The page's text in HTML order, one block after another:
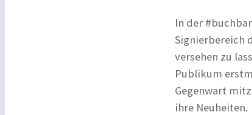
In der
Signierbereich
versehen zu
Publikum
Gegenwart
ihre Neuheiten.